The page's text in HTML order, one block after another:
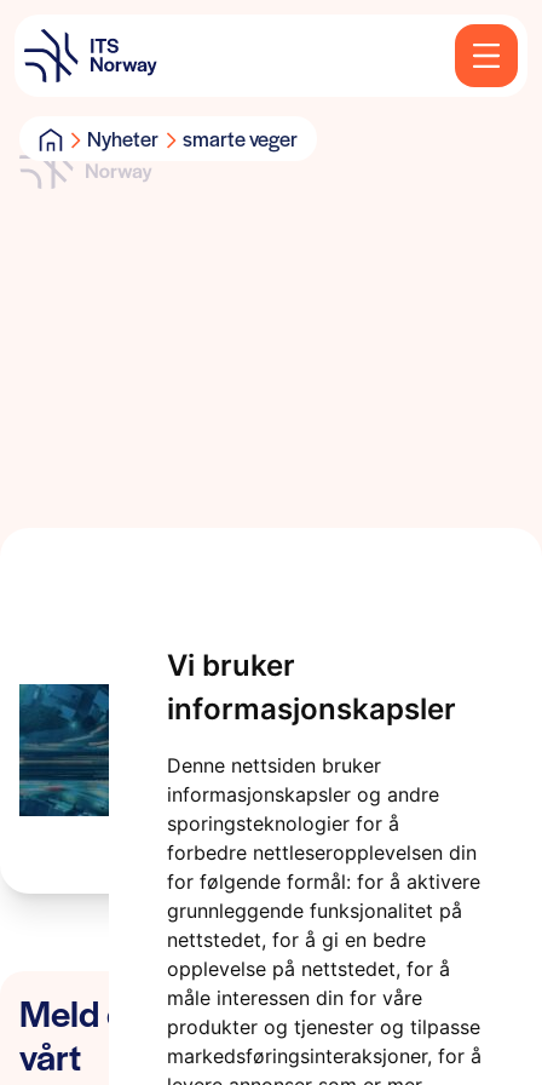
Vi bruker
informasjonskapsler
Denne nettsiden bruker
informasjonskapsler og andre
sporingsteknologier for å
forbedre nettleseropplevelsen din
for følgende formål: for å aktivere
grunnleggende funksjonalitet på
nettstedet, for å gi en bedre
opplevelse på nettstedet, for å
måle interessen din for våre
produkter og tjenester og tilpasse
markedsføringsinteraksjoner, for å
Nyheter smarte veger
2 minutter
Meld deg på nyhetsbrevet
vårt